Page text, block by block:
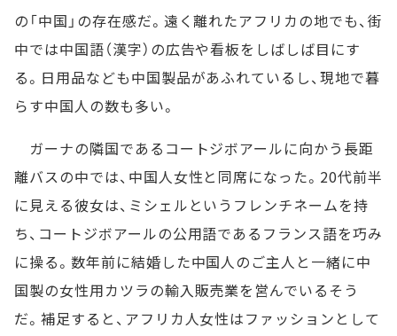
の「中国」の存在感だ。遠く離れたアフリカの地でも、街
中では中国語（漢字）の広告や看板をしばしば目にす
る。日用品なども中国製品があふれているし、現地で暮
らす中国人の数も多い。
ガーナの隣国であるコートジボアールに向かう長距
離バスの中では、中国人女性と同席になった。20代前半
に見える彼女は、ミシェルというフレンチネームを持
ち、コートジボアールの公用語であるフランス語を巧み
に操る。数年前に結婚した中国人のご主人と一緒に中
国製の女性用カツラの輸入販売業を営んでいるそう
だ。補足すると、アフリカ人女性はファッションとして